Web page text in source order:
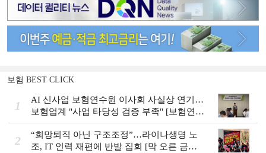
보험 BEST CLICK
1
AI 신사업 보험연수원 이사회 사실상 연기…
보험업계 "사업 타당성 검증 부족" [보험연수
원 AI사업 논란]
2
“희망퇴직 아닌 구조조정”…라이나생명 노
조, IT 인력 재편에 반발 집회 [막 오른 금융